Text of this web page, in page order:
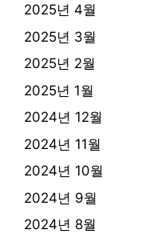
2025년 4월
2025년 3월
2025년 2월
2025년 1월
2024년 12월
2024년 11월
2024년 10월
2024년 9월
2024년 8월